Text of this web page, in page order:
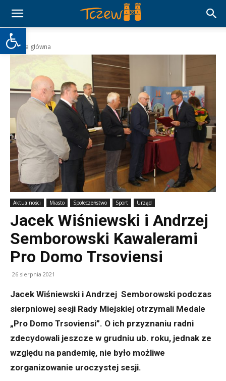
Otwórz pasek narzędzi
Strona główna
Aktualności Miasto Społeczeństwo Sport Urząd
Jacek Wiśniewski i Andrzej
Semborowski Kawalerami
Pro Domo Trsoviensi
26 sierpnia 2021
Jacek Wiśniewski i Andrzej Semborowski podczas
sierpniowej sesji Rady Miejskiej otrzymali Medale
„Pro Domo Trsoviensi”. O ich przyznaniu radni
zdecydowali jeszcze w grudniu ub. roku, jednak ze
względu na pandemię, nie było możliwe
zorganizowanie uroczystej sesji.